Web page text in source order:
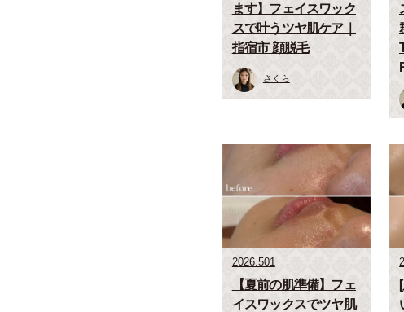
ます】フェイスワック
スで叶うツヤ肌ケア｜
指宿市 顔脱毛
さくら
2026.501
【夏前の肌準備】フェ
イスワックスでツヤ肌